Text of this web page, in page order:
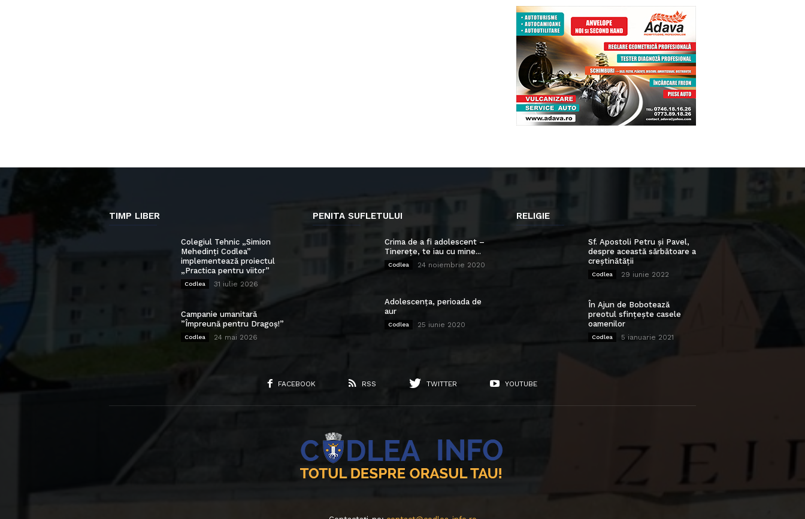
TIMP LIBER
Colegiul Tehnic „Simion
Mehedinți Codlea”
implementează proiectul
„Practica pentru viitor”
Codlea 31 iulie 2026
Campanie umanitară
”Împreună pentru Dragoș!”
Codlea 24 mai 2026
PENITA SUFLETULUI
Crima de a fi adolescent –
Tinerețe, te iau cu mine...
Codlea 24 noiembrie 2020
Adolescența, perioada de
aur
Codlea 25 iunie 2020
RELIGIE
Sf. Apostoli Petru și Pavel,
despre această sărbătoare a
creștinătății
Codlea 29 iunie 2022
În Ajun de Bobotează
preotul sfințește casele
oamenilor
Codlea 5 ianuarie 2021
FACEBOOK RSS TWITTER YOUTUBE